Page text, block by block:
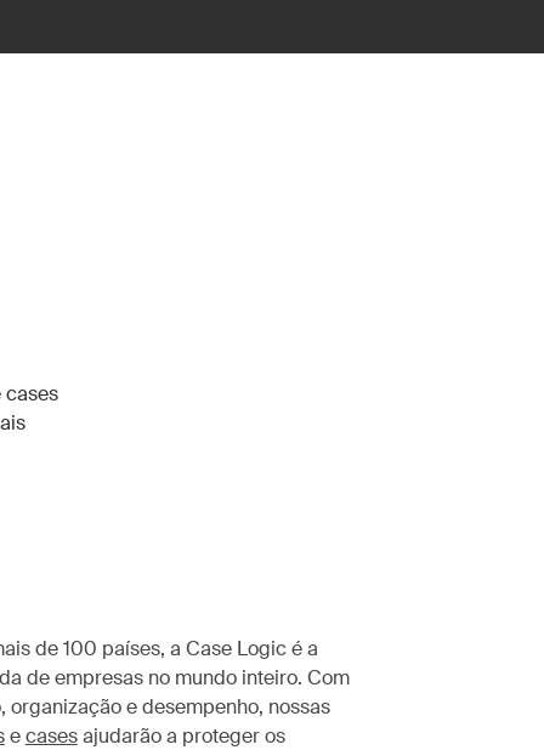
cases
de 100 países, a Case Logic é a
de empresas no mundo inteiro. Com
organização e desempenho, nossas
ecasesajudarão a proteger os